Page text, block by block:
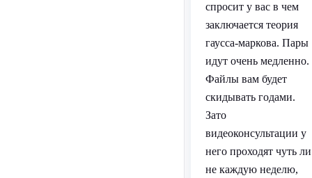
спросит у вас в чем
заключается теория
гаусса-маркова. Пары
идут очень медленно.
Файлы вам будет
скидывать годами.
Зато
видеоконсультации у
него проходят чуть ли
не каждую неделю,